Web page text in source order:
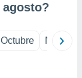
agosto?
Octubre